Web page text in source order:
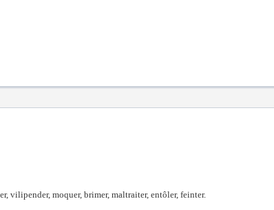
vilipender, moquer, brimer, maltraiter, entôler, feinter.